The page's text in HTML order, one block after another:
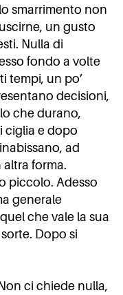
smarrimento non
un gusto
Nulla di
fondo a volte
tempi, un po’
decisioni,
che durano,
ciglia e dopo
ad
altra forma.
piccolo. Adesso
generale
che vale la sua
Dopo si
ci chiede nulla,